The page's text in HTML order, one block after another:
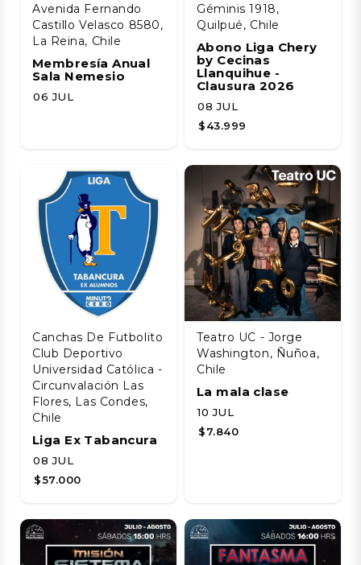
Avenida Fernando
Castillo Velasco 8580,
La Reina, Chile
Membresía Anual
Sala Nemesio
06 JUL
Géminis 1918,
Quilpué, Chile
Abono Liga Chery
by Cecinas
Llanquihue -
Clausura 2026
08 JUL
$43.999
Canchas De Futbolito
Club Deportivo
Universidad Católica -
Circunvalación Las
Flores, Las Condes,
Chile
Liga Ex Tabancura
08 JUL
$57.000
Teatro UC - Jorge
Washington, Ñuñoa,
Chile
La mala clase
10 JUL
$7.840